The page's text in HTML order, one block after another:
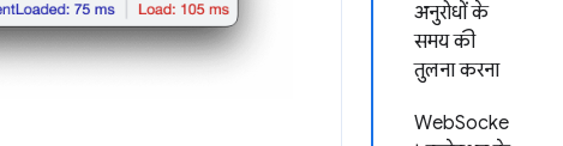
अनुरोधों के
समय की
तुलना करना
WebSocke